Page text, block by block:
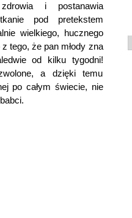
i postanawia
pod pretekstem
wielkiego, hucznego
tego, że pan młody zna
od kilku tygodni!
a dzięki temu
po całym świecie, nie